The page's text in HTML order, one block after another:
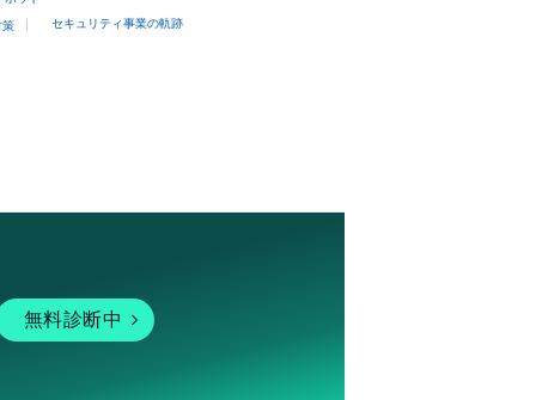
策 セキュリティ事業の軌跡
無料診断中